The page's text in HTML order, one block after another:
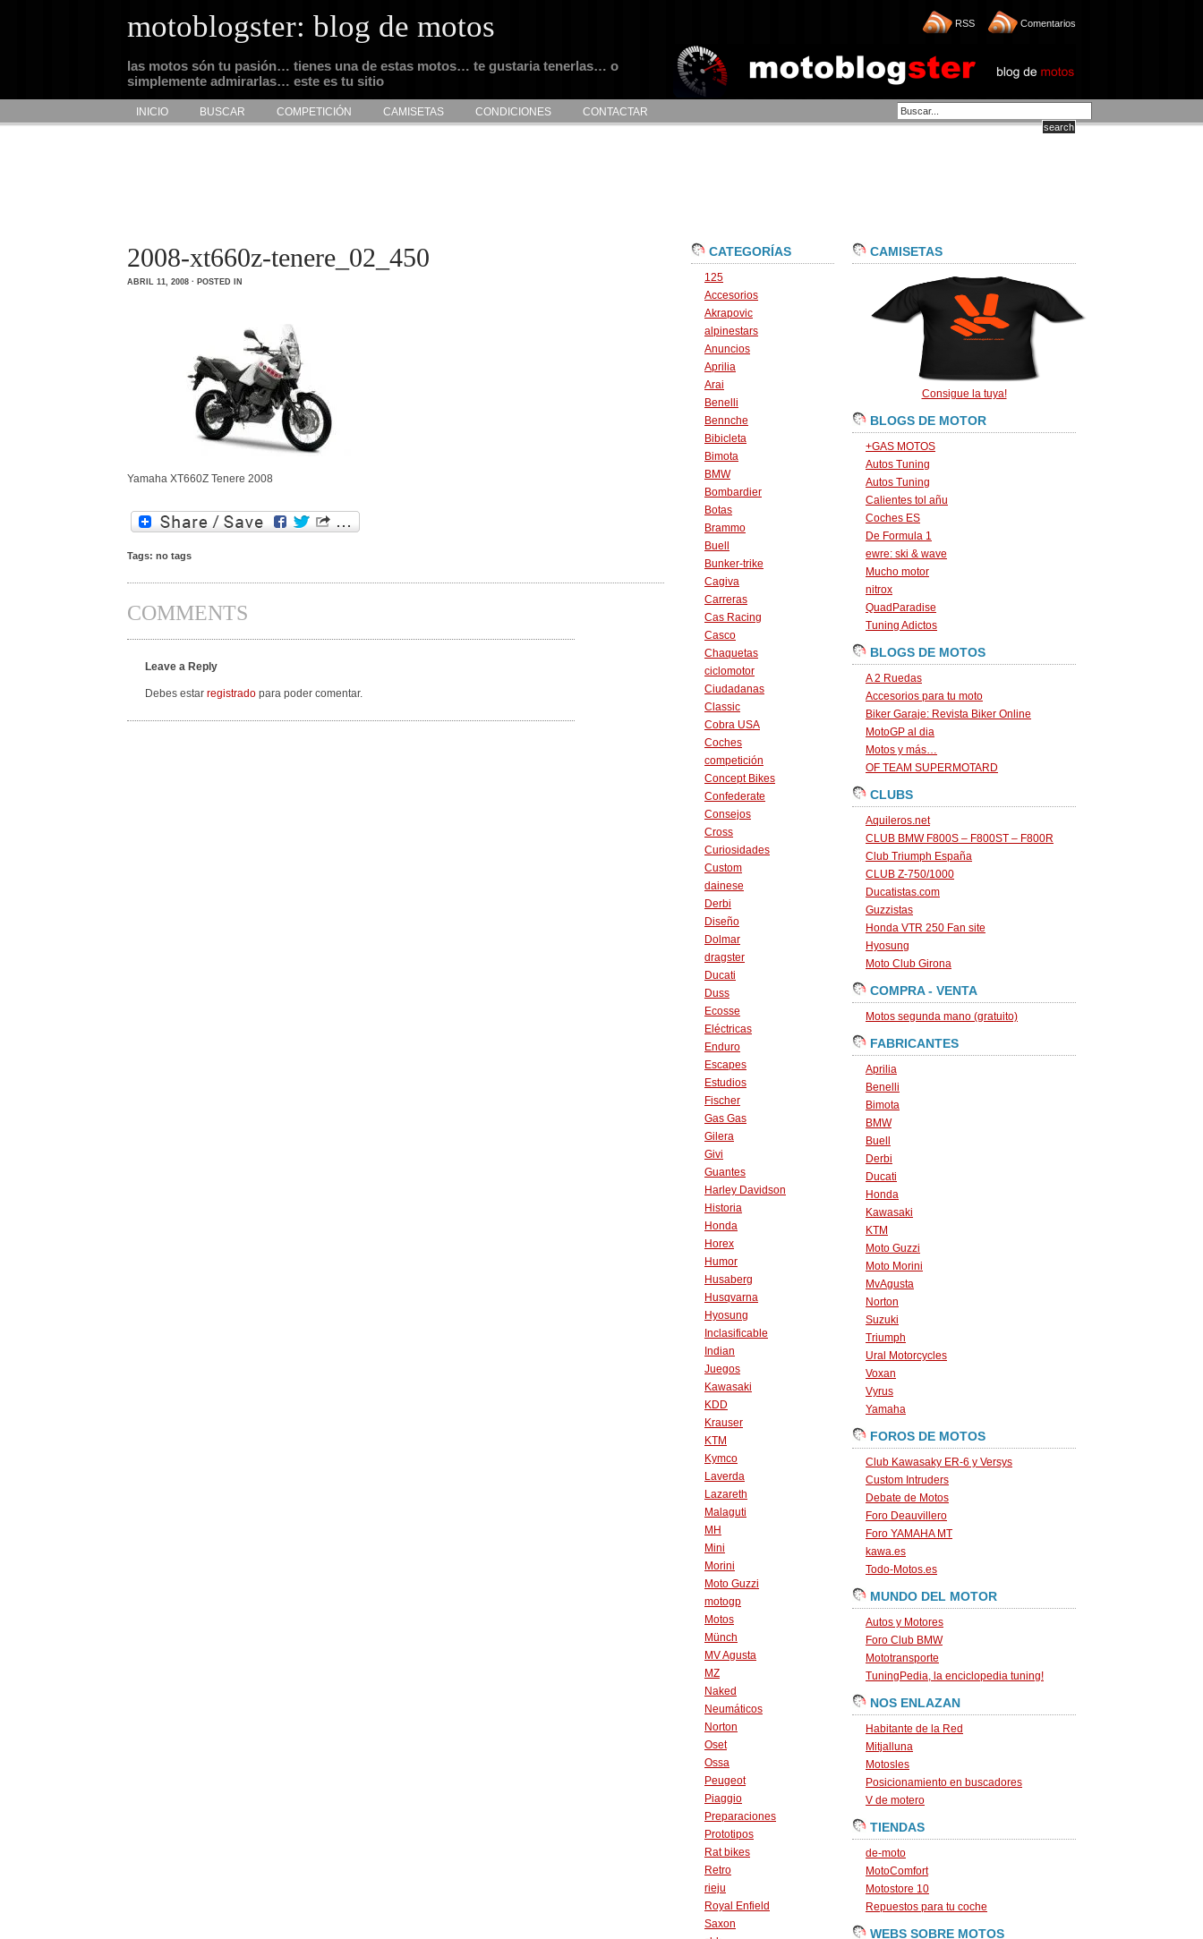
motoblogster: blog de motos
las motos són tu pasión… tienes una de estas motos… te gustaria tenerlas… o
simplemente admirarlas… este es tu sitio
RSS Comentarios
INICIO BUSCAR COMPETICIÓN CAMISETAS CONDICIONES CONTACTAR
2008-xt660z-tenere_02_450
ABRIL 11, 2008 · POSTED IN
Yamaha XT660Z Tenere 2008
Tags: no tags
COMMENTS
Leave a Reply
Debes estar registrado para poder comentar.
CATEGORÍAS
125
Accesorios
Akrapovic
alpinestars
Anuncios
Aprilia
Arai
Benelli
Bennche
Bibicleta
Bimota
BMW
Bombardier
Botas
Brammo
Buell
Bunker-trike
Cagiva
Carreras
Cas Racing
Casco
Chaquetas
ciclomotor
Ciudadanas
Classic
Cobra USA
Coches
competición
Concept Bikes
Confederate
Consejos
Cross
Curiosidades
Custom
dainese
Derbi
Diseño
Dolmar
dragster
Ducati
Duss
Ecosse
Eléctricas
Enduro
Escapes
Estudios
Fischer
Gas Gas
Gilera
Givi
Guantes
Harley Davidson
Historia
Honda
Horex
Humor
Husaberg
Husqvarna
Hyosung
Inclasificable
Indian
Juegos
Kawasaki
KDD
Krauser
KTM
Kymco
Laverda
Lazareth
Malaguti
MH
Mini
Morini
Moto Guzzi
motogp
Motos
Münch
MV Agusta
MZ
Naked
Neumáticos
Norton
Oset
Ossa
Peugeot
Piaggio
Preparaciones
Prototipos
Rat bikes
Retro
rieju
Royal Enfield
Saxon
CAMISETAS
Consigue la tuya!
BLOGS DE MOTOR
+GAS MOTOS
Autos Tuning
Autos Tuning
Calientes tol añu
Coches ES
De Formula 1
ewre: ski & wave
Mucho motor
nitrox
QuadParadise
Tuning Adictos
BLOGS DE MOTOS
A 2 Ruedas
Accesorios para tu moto
Biker Garaje: Revista Biker Online
MotoGP al dia
Motos y más…
OF TEAM SUPERMOTARD
CLUBS
Aquileros.net
CLUB BMW F800S – F800ST – F800R
Club Triumph España
CLUB Z-750/1000
Ducatistas.com
Guzzistas
Honda VTR 250 Fan site
Hyosung
Moto Club Girona
COMPRA - VENTA
Motos segunda mano (gratuito)
FABRICANTES
Aprilia
Benelli
Bimota
BMW
Buell
Derbi
Ducati
Honda
Kawasaki
KTM
Moto Guzzi
Moto Morini
MvAgusta
Norton
Suzuki
Triumph
Ural Motorcycles
Voxan
Vyrus
Yamaha
FOROS DE MOTOS
Club Kawasaky ER-6 y Versys
Custom Intruders
Debate de Motos
Foro Deauvillero
Foro YAMAHA MT
kawa.es
Todo-Motos.es
MUNDO DEL MOTOR
Autos y Motores
Foro Club BMW
Mototransporte
TuningPedia, la enciclopedia tuning!
NOS ENLAZAN
Habitante de la Red
Mitjalluna
Motosles
Posicionamiento en buscadores
V de motero
TIENDAS
de-moto
MotoComfort
Motostore 10
Repuestos para tu coche
WEBS SOBRE MOTOS